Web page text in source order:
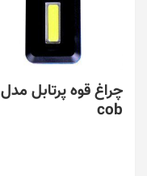
چراغ قوه پرتابل مدل
cob